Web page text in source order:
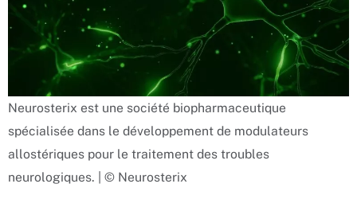
Neurosterix est une société biopharmaceutique
spécialisée dans le développement de modulateurs
allostériques pour le traitement des troubles
neurologiques. | © Neurosterix